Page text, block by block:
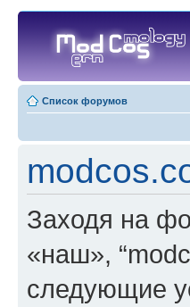
Список форумов
Заходя на
«наш»,
следующие